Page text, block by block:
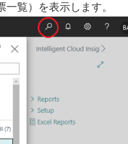
覧）を表示します。